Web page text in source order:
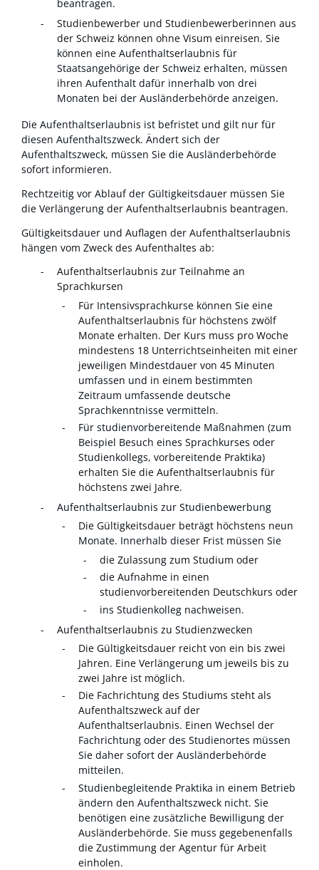
beantragen.
Studienbewerber und Studienbewerberinnen aus
der Schweiz können ohne Visum einreisen. Sie
können eine Aufenthaltserlaubnis für
Staatsangehörige der Schweiz erhalten, müssen
ihren Aufenthalt dafür innerhalb von drei
Monaten bei der Ausländerbehörde anzeigen.
Die Aufenthaltserlaubnis ist befristet und gilt nur für
diesen Aufenthaltszweck. Ändert sich der
Aufenthaltszweck, müssen Sie die Ausländerbehörde
sofort informieren.
Rechtzeitig vor Ablauf der Gültigkeitsdauer müssen Sie
die Verlängerung der Aufenthaltserlaubnis beantragen.
Gültigkeitsdauer und Auflagen der Aufenthaltserlaubnis
hängen vom Zweck des Aufenthaltes ab:
Aufenthaltserlaubnis zur Teilnahme an
Sprachkursen
Für Intensivsprachkurse können Sie eine
Aufenthaltserlaubnis für höchstens zwölf
Monate erhalten. Der Kurs muss pro Woche
mindestens 18 Unterrichtseinheiten mit einer
jeweiligen Mindestdauer von 45 Minuten
umfassen und in einem bestimmten
Zeitraum umfassende deutsche
Sprachkenntnisse vermitteln.
Für studienvorbereitende Maßnahmen (zum
Beispiel Besuch eines Sprachkurses oder
Studienkollegs, vorbereitende Praktika)
erhalten Sie die Aufenthaltserlaubnis für
höchstens zwei Jahre.
Aufenthaltserlaubnis zur Studienbewerbung
Die Gültigkeitsdauer beträgt höchstens neun
Monate. Innerhalb dieser Frist müssen Sie
die Zulassung zum Studium oder
die Aufnahme in einen
studienvorbereitenden Deutschkurs oder
ins Studienkolleg nachweisen.
Aufenthaltserlaubnis zu Studienzwecken
Die Gültigkeitsdauer reicht von ein bis zwei
Jahren. Eine Verlängerung um jeweils bis zu
zwei Jahre ist möglich.
Die Fachrichtung des Studiums steht als
Aufenthaltszweck auf der
Aufenthaltserlaubnis. Einen Wechsel der
Fachrichtung oder des Studienortes müssen
Sie daher sofort der Ausländerbehörde
mitteilen.
Studienbegleitende Praktika in einem Betrieb
ändern den Aufenthaltszweck nicht. Sie
benötigen eine zusätzliche Bewilligung der
Ausländerbehörde. Sie muss gegebenenfalls
die Zustimmung der Agentur für Arbeit
einholen.